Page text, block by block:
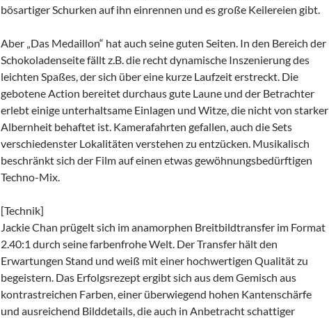
bösartiger Schurken auf ihn einrennen und es große Keilereien gibt.
Aber „Das Medaillon“ hat auch seine guten Seiten. In den Bereich der
Schokoladenseite fällt z.B. die recht dynamische Inszenierung des
leichten Spaßes, der sich über eine kurze Laufzeit erstreckt. Die
gebotene Action bereitet durchaus gute Laune und der Betrachter
erlebt einige unterhaltsame Einlagen und Witze, die nicht von starker
Albernheit behaftet ist. Kamerafahrten gefallen, auch die Sets
verschiedenster Lokalitäten verstehen zu entzücken. Musikalisch
beschränkt sich der Film auf einen etwas gewöhnungsbedürftigen
Techno-Mix.
[Technik]
Jackie Chan prügelt sich im anamorphen Breitbildtransfer im Format
2.40:1 durch seine farbenfrohe Welt. Der Transfer hält den
Erwartungen Stand und weiß mit einer hochwertigen Qualität zu
begeistern. Das Erfolgsrezept ergibt sich aus dem Gemisch aus
kontrastreichen Farben, einer überwiegend hohen Kantenschärfe
und ausreichend Bilddetails, die auch in Anbetracht schattiger